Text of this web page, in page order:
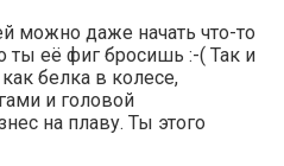
можно даже начать что-то
ты её фиг бросишь :-( Так и
белка в колесе,
и головой
на плаву. Ты этого